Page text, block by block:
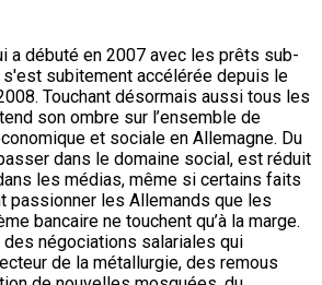
a débuté en 2007 avec les prêts sub-
subitement accélérée depuis le
Touchant désormais aussi tous les
son ombre sur l’ensemble de
et sociale en Allemagne. Du
dans le domaine social, est réduit
les médias, même si certains faits
passionner les Allemands que les
bancaire ne touchent qu’à la marge.
négociations salariales qui
de la métallurgie, des remous